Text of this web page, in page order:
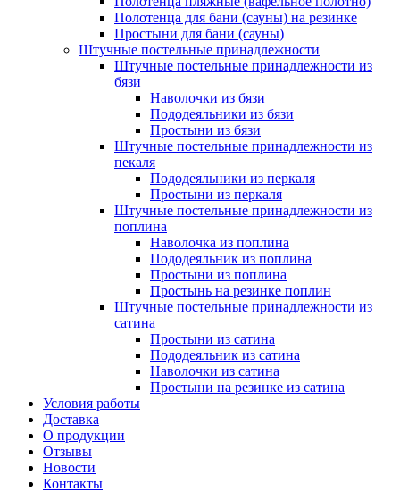
Полотенца для бани (сауны) на резинке
Простыни для бани (сауны)
Штучные постельные принадлежности
Штучные постельные принадлежности из
бязи
Наволочки из бязи
Пододеяльники из бязи
Простыни из бязи
Штучные постельные принадлежности из
пекаля
Пододеяльники из перкаля
Простыни из перкаля
Штучные постельные принадлежности из
поплина
Наволочка из поплина
Пододеяльник из поплина
Простыни из поплина
Простынь на резинке поплин
Штучные постельные принадлежности из
сатина
Простыни из сатина
Пододеяльник из сатина
Наволочки из сатина
Простыни на резинке из сатина
Условия работы
Доставка
О продукции
Отзывы
Новости
Контакты